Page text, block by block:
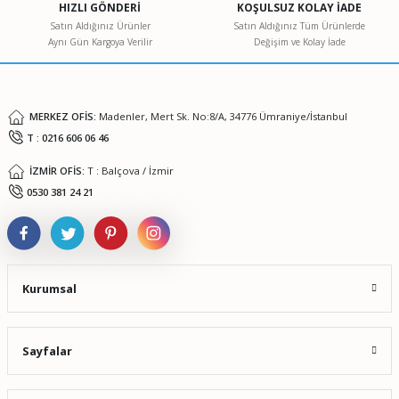
Ürün bilgilerinde hatalar bulunuyor.
Ürün fiyatı diğer sitelerden daha pahalı.
HIZLI GÖNDERİ
Satın Aldığınız Ürünler
Aynı Gün Kargoya Verilir
KOŞULSUZ KOLAY İADE
Satın Aldığınız Tüm Ürünlerde
Değişim ve Kolay İade
MERKEZ OFİS: Madenler, Mert Sk. No:8/A, 34776 Ümraniye/İstanbul
T : 0216 606 06 46
İZMİR OFİS: T : Balçova / İzmir
0530 381 24 21
Kurumsal
Sayfalar